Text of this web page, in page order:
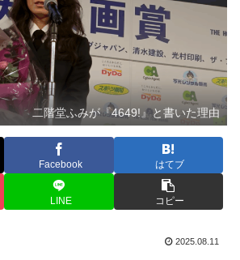
二階堂ふみが『4649!』と書いた理由
Facebook はてブ
LINE コピー
2025.08.11